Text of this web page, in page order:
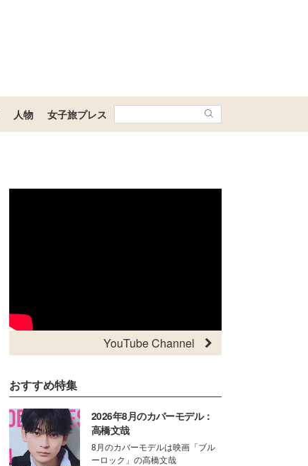
人物 女子旅プレス
YouTube Channel
おすすめ特集
2026年8月のカバーモデル：
高橋文哉
8月のカバーモデルは映画「ブル
ーロック」の高橋文哉